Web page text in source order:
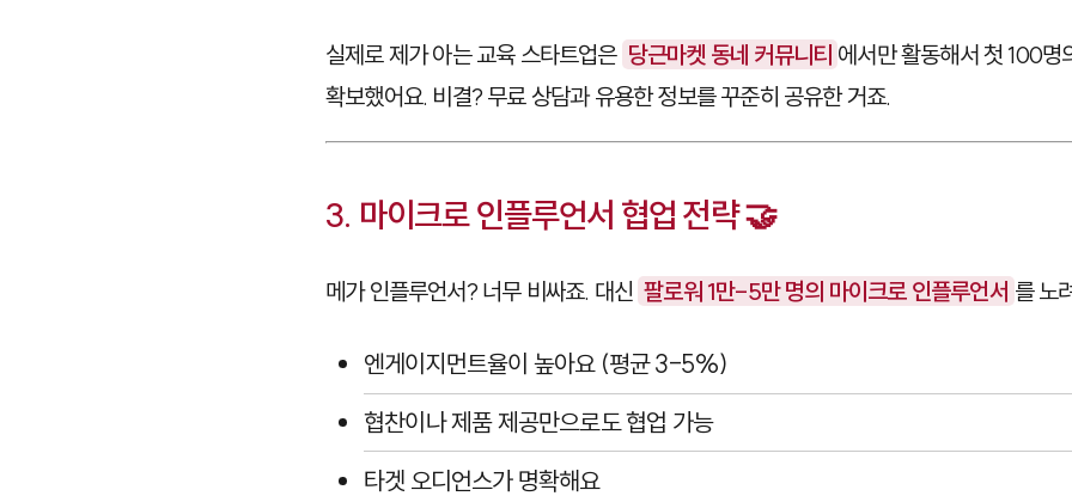
실제로 제가 아는 교육 스타트업은 당근마켓 동네 커뮤니티 에서만 활동해서 첫 100명
확보했어요. 비결? 무료 상담과 유용한 정보를 꾸준히 공유한 거죠.
3. 마이크로 인플루언서 협업 전략 🤝
메가 인플루언서? 너무 비싸죠. 대신 팔로워 1만-5만 명의 마이크로 인플루언서 를 노
엔게이지먼트율이 높아요 (평균 3-5%)
협찬이나 제품 제공만으로도 협업 가능
타겟 오디언스가 명확해요